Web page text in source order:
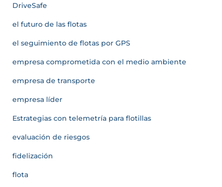
DriveSafe
el futuro de las flotas
el seguimiento de flotas por GPS
empresa comprometida con el medio ambiente
empresa de transporte
empresa líder
Estrategias con telemetría para flotillas
evaluación de riesgos
fidelización
flota